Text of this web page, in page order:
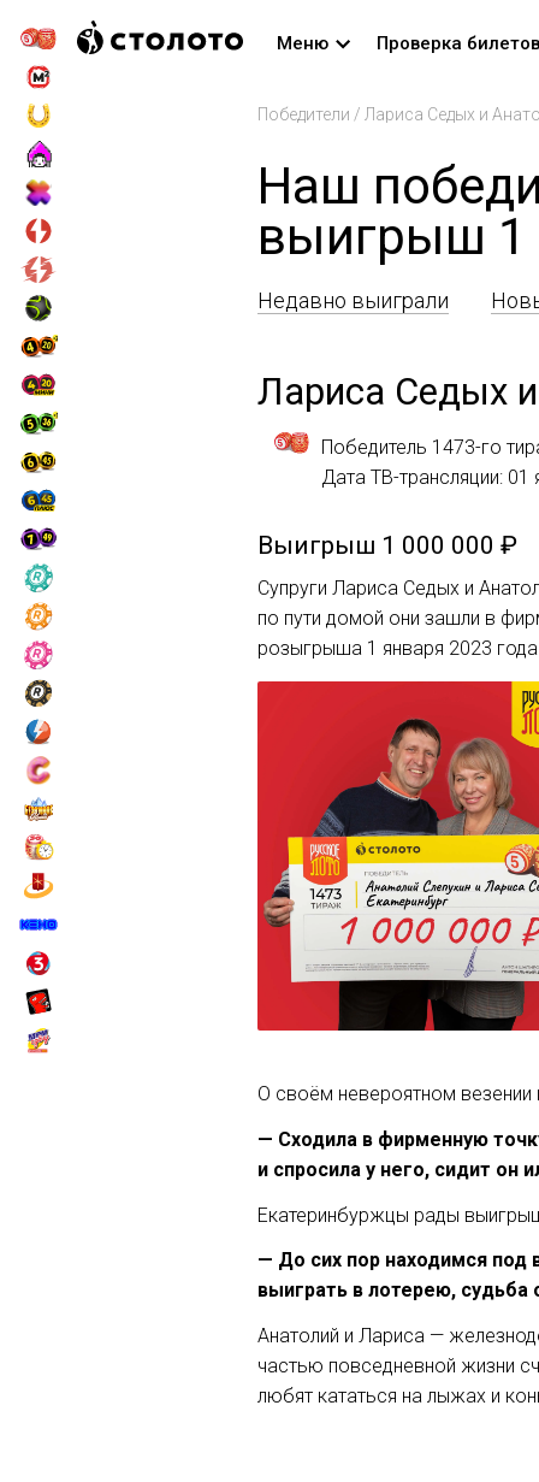
Меню Проверка билетов
Победители / Лариса Седых и
Наш
выигрыш 1
Недавно выиграли
Лариса Седых
Победитель 1473-го
Дата ТВ-трансляции: 01
Выигрыш 1 000 000 ₽
Супруги Лариса Седых и
по пути домой они зашли в
розыгрыша 1 января 2023
О своём невероятном везении
— Сходила в фирменную
и спросила у него, сидит он
Екатеринбуржцы рады
— До сих пор находимся под
выиграть в лотерею,
Анатолий и Лариса —
частью повседневной жизни
любят кататься на лыжах и